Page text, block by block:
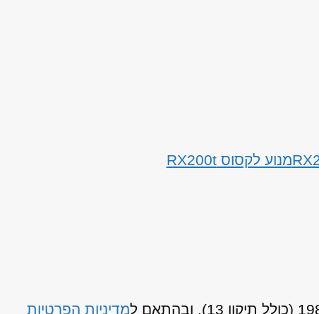
מנוע לקסוס RX200t
מדיניות הפרטיות